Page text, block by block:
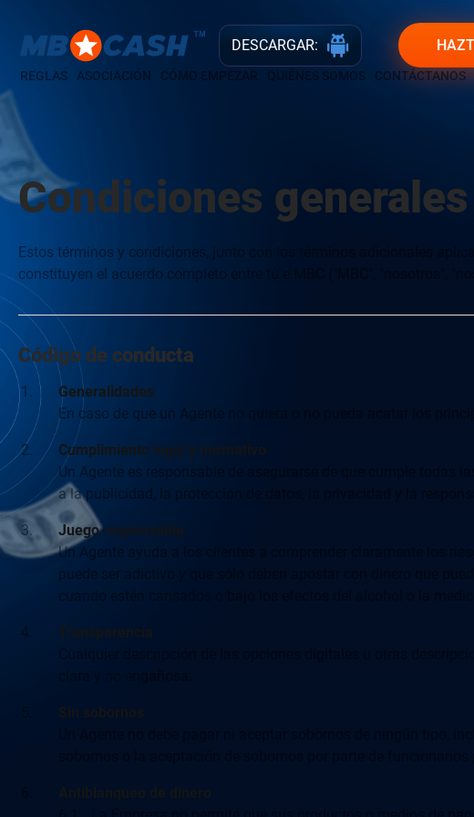
DESCARGAR:
ASOCIACIÓN CÓMO EMPEZAR QUIÉNES SOMOS
REGLAS CONTÁCTANOS
Condiciones generales
Estos términos y condiciones, junto con los términos adicionales
constituyen el acuerdo completo entre tú e MBC ("MBC", "nosotros",
Código de conducta
Generalidades
En caso de que un Agente no quiera o no pueda acatar los
Cumplimiento legal y normativo
Un Agente es responsable de asegurarse de que cumple todas
a la publicidad, la protección de datos, la privacidad y la
Juego responsable
Un Agente ayuda a los clientes a comprender claramente los
puede ser adictivo y que sólo deben apostar con dinero que
cuando estén cansados o bajo los efectos del alcohol o la
Transparencia
Cualquier descripción de las opciones digitales u otras